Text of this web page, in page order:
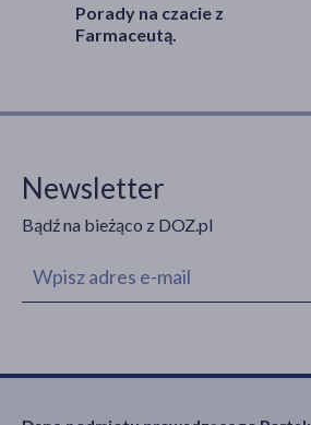
Porady na czacie z
Farmaceutą.
Newsletter
Bądź na bieżąco z DOZ.pl